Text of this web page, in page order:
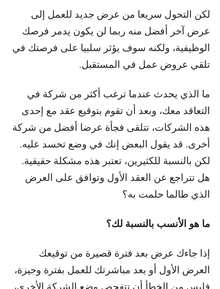
لكن التحول سريعا من عرض جديد للعمل إلى
عرض آخر أفضل منه ربما لن يكون يدمر فرصك
الوظيفية، ولكنه سوف يؤثر سلبيا على فرصتك في
تلقي عروض عمل في المستقبل.
ما الذي يحدث عندما ترغب أكثر من شركة في
التعاقد معك، وبعد أن تقوم بتوقيع عقد مع إحدى
هذه الشركات، تتلقى فجأة عرضا أفضل من شركة
أخرى. قد يقول البعض إنك في وضع تحسد عليه.
لكن بالنسبة للكثيرين، تعتبر هذه مشكلة حقيقية.
هل تتراجع عن العقد الأول وتوافق على العرض
الذي طالما حلمت به؟
ما هو الأنسب بالنسبة لك؟
إذا جاءك عرض بعد فترة قصيرة من توقيعك
العرض الأول أو بعد مباشرتك للعمل بفترة وجيزة،
فليس من الخطأ أن تتفحص وضع الشركة الأخرى،